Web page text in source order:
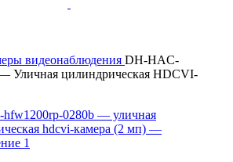
видеонаблюдения DH-HAC-
Уличная цилиндрическая HDCVI-